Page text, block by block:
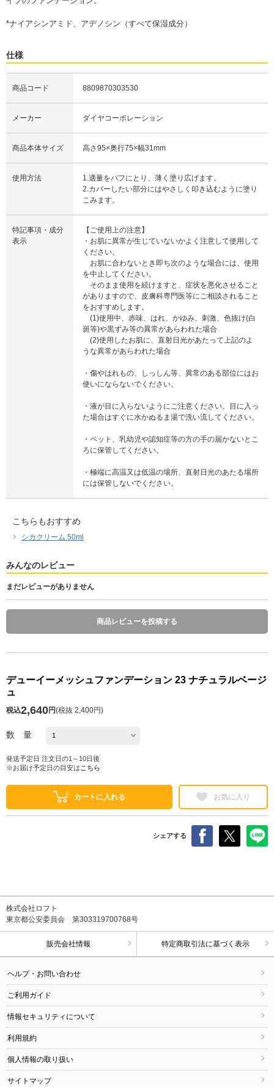
*ナイアシンアミド、アデノシン（すべて保湿成分）
仕様
商品コード 8809870303530
メーカー ダイヤコーポレーション
商品本体サイズ 高さ95×奥行75×幅31mm
使用方法
1.適量をパフにとり、薄く塗り広げます。
2.カバーしたい部分にはやさしく叩き込むように塗り
こみます。
特記事項・成分
表示
【ご使用上の注意】
・お肌に異常が生じていないかよく注意して使用して
ください。
お肌に合わないとき即ち次のような場合には、使用
を中止してください。
そのまま使用を続けますと、症状を悪化させること
がありますので、皮膚科専門医等にご相談されること
をおすすめします。
(1)使用中、赤味、はれ、かゆみ、刺激、色抜け(白
斑等)や黒ずみ等の異常があらわれた場合
(2)使用したお肌に、直射日光があたって上記のよ
うな異常があらわれた場合
・傷やはれもの、しっしん等、異常のある部位にはお
使いにならないでください。
・液が目に入らないようにご注意ください。目に入っ
た場合はすぐに水かぬるま湯で洗い流してください。
・ペット、乳幼児や認知症等の方の手の届かないとこ
ろに保管してください。
・極端に高温又は低温の場所、直射日光のあたる場所
には保管しないでください。
こちらもおすすめ
シカクリーム 50ml
みんなのレビュー
まだレビューがありません
商品レビューを投稿する
デューイーメッシュファンデーション 23 ナチュラルベージ
ュ
税込2,640円(税抜 2,400円)
数 量
発送予定日 注文日の1～10日後
※お届け予定日の目安は こちら
カートに入れる お気に入り
シェアする
株式会社ロフト
東京都公安委員会 第303319700768号
販売会社情報 特定商取引法に基づく表示
ヘルプ・お問い合わせ
ご利用ガイド
情報セキュリティについて
利用規約
個人情報の取り扱い
サイトマップ